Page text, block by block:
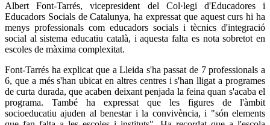
Albert Font-Tarrés, vicepresident del Col·legi d'Educadores i
Educadors Socials de Catalunya, ha expressat que aquest curs hi ha
menys professionals com educadors socials i tècnics d'integració
social al sistema educatiu català, i aquesta falta es nota sobretot en
escoles de màxima complexitat.
Font-Tarrés ha explicat que a Lleida s'ha passat de 7 professionals a
6, que a més s'han ubicat en altres centres i s'han lligat a programes
de curta durada, que acaben deixant penjada la feina quan s'acaba el
programa. També ha expressat que les figures de l'àmbit
socioeducatiu ajuden al benestar i la convivència, i "són elements